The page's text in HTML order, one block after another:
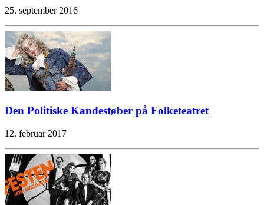
25. september 2016
Den Politiske Kandestøber på Folketeatret
12. februar 2017